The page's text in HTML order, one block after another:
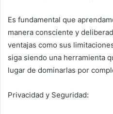
Es fundamental que
manera consciente y
ventajas como sus
siga siendo una herramienta
lugar de dominarlas por
Privacidad y Seguridad: